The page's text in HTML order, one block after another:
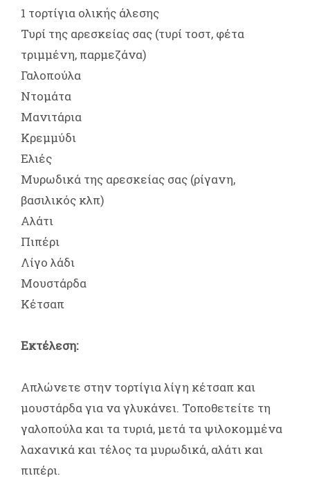
1 τορτίγια ολικής άλεσης
Τυρί της αρεσκείας σας (τυρί τοστ, φέτα
τριμμένη, παρμεζάνα)
Γαλοπούλα
Ντομάτα
Μανιτάρια
Κρεμμύδι
Ελιές
Μυρωδικά της αρεσκείας σας (ρίγανη,
βασιλικός κλπ)
Αλάτι
Πιπέρι
Λίγο λάδι
Μουστάρδα
Κέτσαπ
Εκτέλεση:
Απλώνετε στην τορτίγια λίγη κέτσαπ και
μουστάρδα για να γλυκάνει. Τοποθετείτε τη
γαλοπούλα και τα τυριά, μετά τα ψιλοκομμένα
λαχανικά και τέλος τα μυρωδικά, αλάτι και
πιπέρι.